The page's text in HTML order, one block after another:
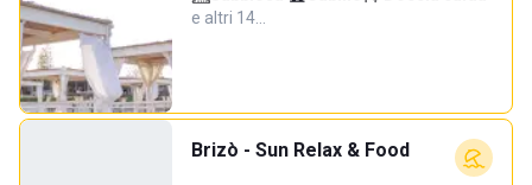
e altri 14…
Brizò - Sun Relax & Food